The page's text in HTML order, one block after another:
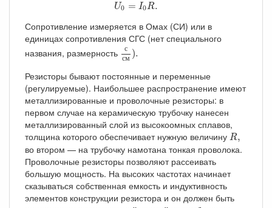
U0 = I0R.
Сопротивление измеряется в Омах (СИ) или в
единицах сопротивления СГС (нет специального
названия, размерность
с
см ).
ссм ).
Резисторы бывают постоянные и переменные
(регулируемые). Наибольшее распространение имеют
металлизированные и проволочные резисторы: в
первом случае на керамическую трубочку нанесен
металлизированный слой из высокоомных сплавов,
толщина которого обеспечивает нужную величину R,
R,
во втором — на трубочку намотана тонкая проволока.
Проволочные резисторы позволяют рассеивать
большую мощность. На высоких частотах начинает
сказываться собственная емкость и индуктивность
элементов конструкции резистора и он должен быть